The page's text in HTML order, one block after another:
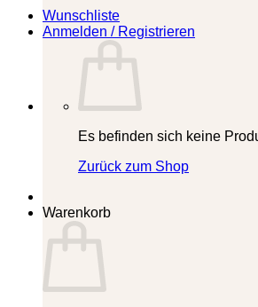
Wunschliste
Anmelden / Registrieren
Es befinden sich keine
Zurück zum Shop
Warenkorb